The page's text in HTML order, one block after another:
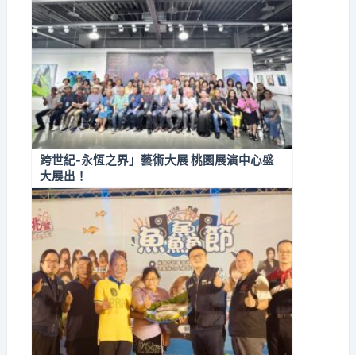
跨世紀-永恆之界」藝術大展 桃園展演中心盛
大展出！